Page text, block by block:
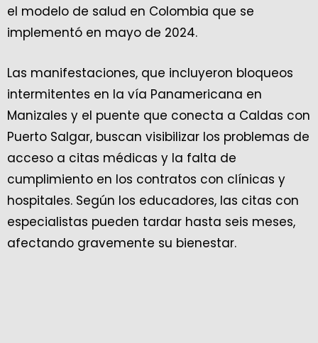
el modelo de salud en Colombia que se
implementó en mayo de 2024.
Las manifestaciones, que incluyeron bloqueos
intermitentes en la vía Panamericana en
Manizales y el puente que conecta a Caldas con
Puerto Salgar, buscan visibilizar los problemas de
acceso a citas médicas y la falta de
cumplimiento en los contratos con clínicas y
hospitales. Según los educadores, las citas con
especialistas pueden tardar hasta seis meses,
afectando gravemente su bienestar.